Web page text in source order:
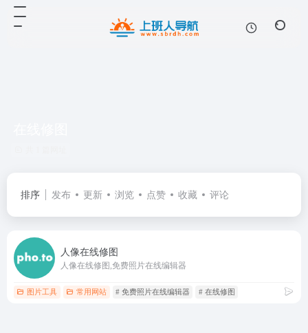
排序 发布 更新 浏览 点赞 收藏 评论
人像在线修图
人像在线修图,免费照片在线编辑器
图片工具 常用网站 # 免费照片在线编辑器 # 在线修图